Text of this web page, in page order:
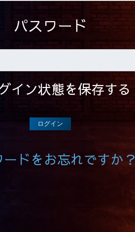
パスワード
イン状態を保存する
ードをお忘れですか？